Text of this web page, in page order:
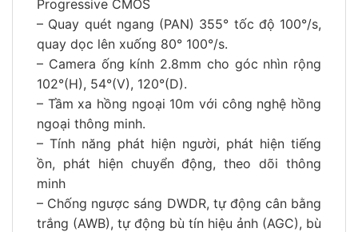
Progressive CMOS
– Quay quét ngang (PAN) 355° tốc độ 100°/s,
quay dọc lên xuống 80° 100°/s.
– Camera ống kính 2.8mm cho góc nhìn rộng
102°(H), 54°(V), 120°(D).
– Tầm xa hồng ngoại 10m với công nghệ hồng
ngoại thông minh.
– Tính năng phát hiện người, phát hiện tiếng
ồn, phát hiện chuyển động, theo dõi thông
minh
– Chống ngược sáng DWDR, tự động cân bằng
trắng (AWB), tự động bù tín hiệu ảnh (AGC), bù